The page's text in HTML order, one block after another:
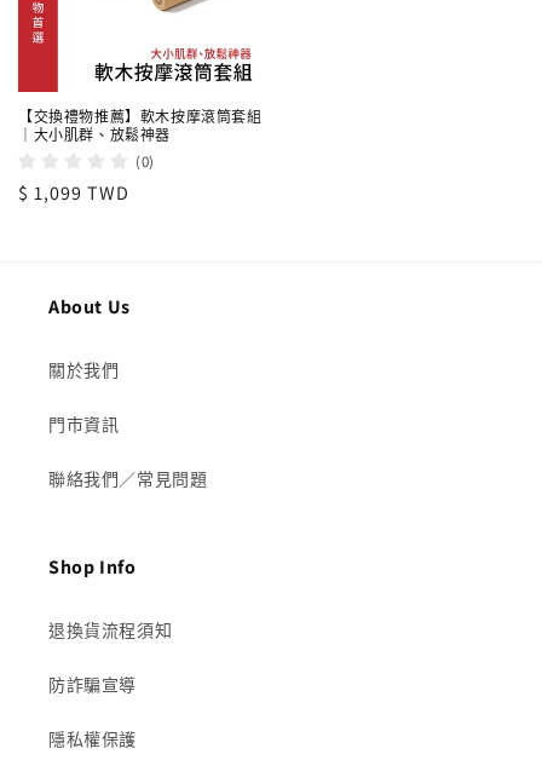
【交換禮物推薦】軟木按摩滾筒套組
｜大小肌群、放鬆神器
(0)
定
$ 1,099 TWD
About Us
關於我們
門市資訊
聯絡我們／常見問題
Shop Info
退換貨流程須知
防詐騙宣導
隱私權保護